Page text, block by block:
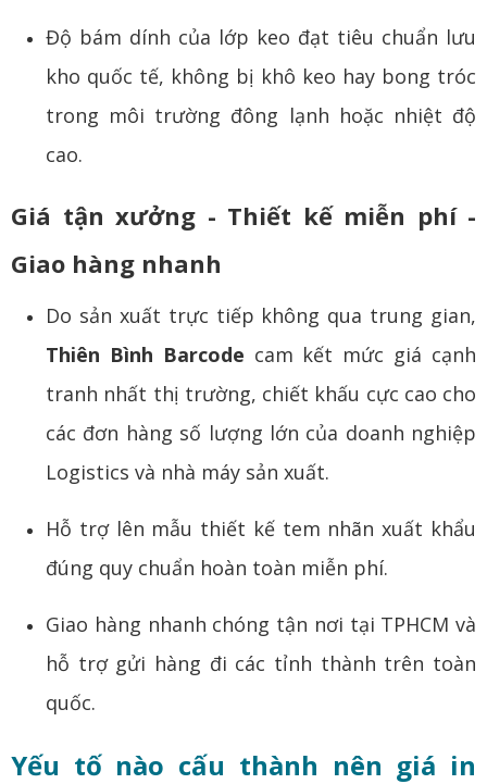
Độ bám dính của lớp keo đạt tiêu chuẩn lưu
kho quốc tế, không bị khô keo hay bong tróc
trong môi trường đông lạnh hoặc nhiệt độ
cao.
Giá tận xưởng - Thiết kế miễn phí -
Giao hàng nhanh
Do sản xuất trực tiếp không qua trung gian,
Thiên Bình Barcode cam kết mức giá cạnh
tranh nhất thị trường, chiết khấu cực cao cho
các đơn hàng số lượng lớn của doanh nghiệp
Logistics và nhà máy sản xuất.
Hỗ trợ lên mẫu thiết kế tem nhãn xuất khẩu
đúng quy chuẩn hoàn toàn miễn phí.
Giao hàng nhanh chóng tận nơi tại TPHCM và
hỗ trợ gửi hàng đi các tỉnh thành trên toàn
quốc.
Yếu tố nào cấu thành nên giá in